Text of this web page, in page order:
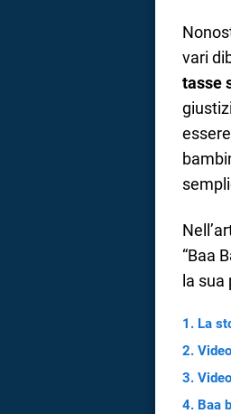
vari
tasse
“Baa
la sua
La
Baa